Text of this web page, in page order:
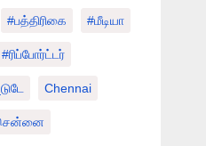
#பத்திரிகை #மீடியா
#ரிப்போர்ட்டர்
Chennai